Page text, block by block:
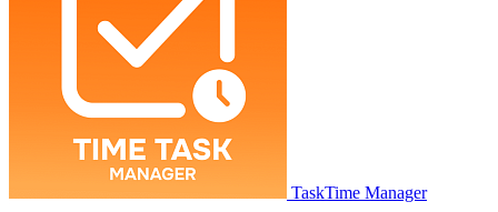
TaskTime Manager